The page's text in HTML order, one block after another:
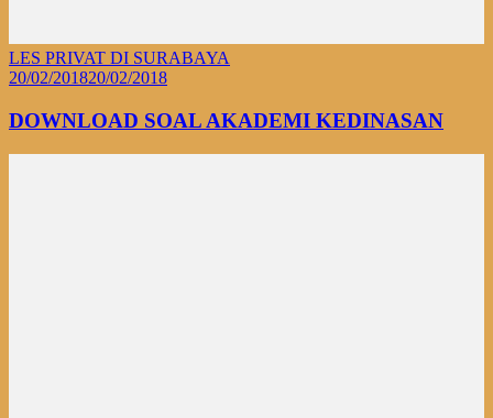
LES PRIVAT DI SURABAYA
20/02/201820/02/2018
DOWNLOAD SOAL AKADEMI KEDINASAN